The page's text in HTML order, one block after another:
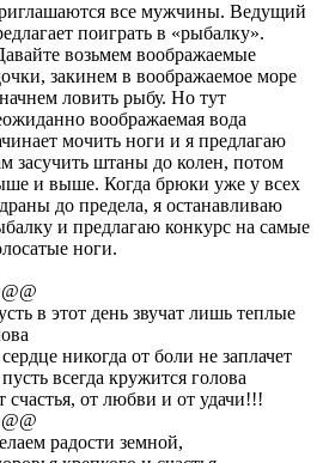
все мужчины. Ведущий
поиграть в «рыбалку».
возьмем воображаемые
закинем в воображаемое море
ловить рыбу. Но тут
воображаемая вода
мочить ноги и я предлагаю
засучить штаны до колен, потом
и выше. Когда брюки уже у всех
до предела, я останавливаю
и предлагаю конкурс на самые
ноги.
в этот день звучат лишь теплые
никогда от боли не заплачет
всегда кружится голова
счастья, от любви и от удачи!!!
радости земной,